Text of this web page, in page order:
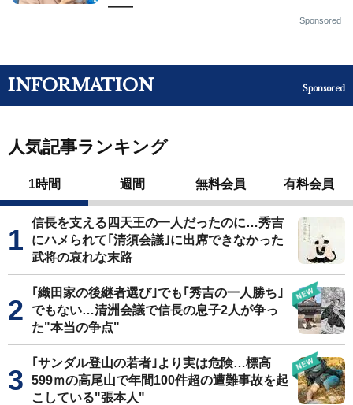
——
Sponsored
INFORMATION Sponsored
人気記事ランキング
1時間 週間 無料会員 有料会員
信長を支える四天王の一人だったのに…秀吉
にハメられて｢清須会議｣に出席できなかった
武将の哀れな末路
｢織田家の後継者選び｣でも｢秀吉の一人勝ち｣
でもない…清洲会議で信長の息子2人が争っ
た"本当の争点"
｢サンダル登山の若者｣より実は危険…標高
599ｍの高尾山で年間100件超の遭難事故を起
こしている"張本人"